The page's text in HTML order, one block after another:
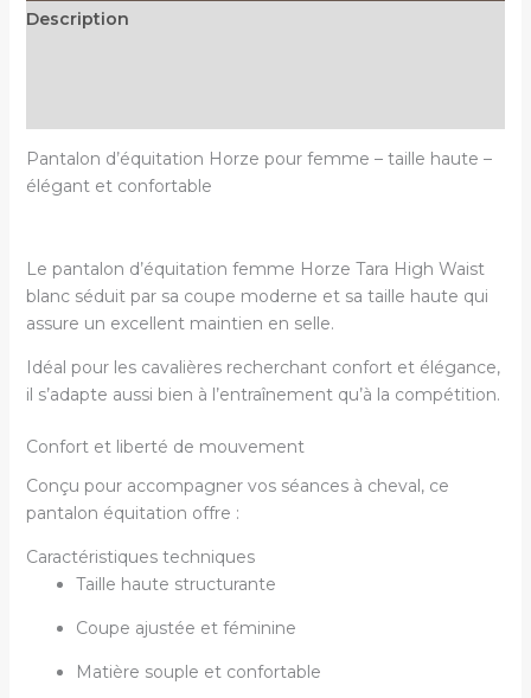
Description
Pantalon d’équitation Horze pour femme – taille haute –
élégant et confortable
Le pantalon d’équitation femme Horze Tara High Waist
blanc séduit par sa coupe moderne et sa taille haute qui
assure un excellent maintien en selle.
Idéal pour les cavalières recherchant confort et élégance,
il s’adapte aussi bien à l’entraînement qu’à la compétition.
Confort et liberté de mouvement
Conçu pour accompagner vos séances à cheval, ce
pantalon équitation offre :
Caractéristiques techniques
Taille haute structurante
Coupe ajustée et féminine
Matière souple et confortable